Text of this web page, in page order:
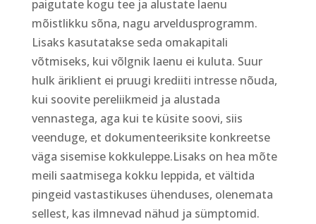
paigutate kogu tee ja alustate laenu
mõistlikku sõna, nagu arveldusprogramm.
Lisaks kasutatakse seda omakapitali
võtmiseks, kui võlgnik laenu ei kuluta. Suur
hulk äriklient ei pruugi krediiti intresse nõuda,
kui soovite pereliikmeid ja alustada
vennastega, aga kui te küsite soovi, siis
veenduge, et dokumenteeriksite konkreetse
väga sisemise kokkuleppe.Lisaks on hea mõte
meili saatmisega kokku leppida, et vältida
pingeid vastastikuses ühenduses, olenemata
sellest, kas ilmnevad nähud ja sümptomid.